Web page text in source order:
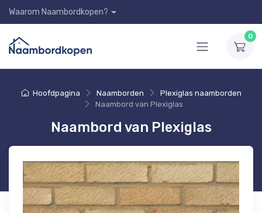
Waarom Naambordkopen?
0
Hoofdpagina Naamborden
Plexiglas naamborden
Naambord van Plexiglas
Naambord van Plexiglas